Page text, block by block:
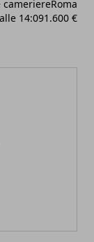
14:091.600 €